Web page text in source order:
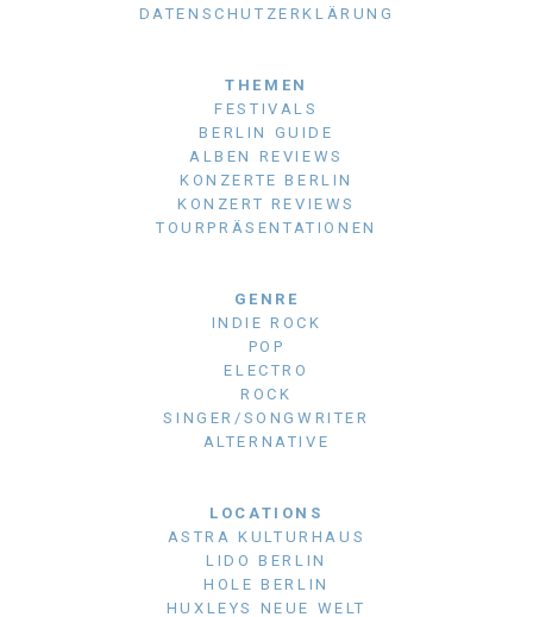
DATENSCHUTZERKLÄRUNG
THEMEN
FESTIVALS
BERLIN GUIDE
ALBEN REVIEWS
KONZERTE BERLIN
KONZERT REVIEWS
TOURPRÄSENTATIONEN
GENRE
INDIE ROCK
POP
ELECTRO
ROCK
SINGER/SONGWRITER
ALTERNATIVE
LOCATIONS
ASTRA KULTURHAUS
LIDO BERLIN
HOLE BERLIN
HUXLEYS NEUE WELT